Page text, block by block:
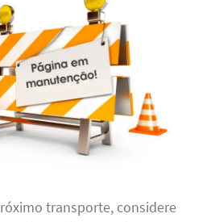
transporte, considere